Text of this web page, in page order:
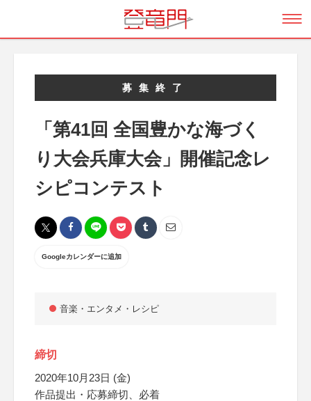
募集終了
「第41回 全国豊かな海づく
り大会兵庫大会」開催記念レ
シピコンテスト
Googleカレンダーに追加
音楽・エンタメ・レシピ
締切
2020年10月23日 (金)
作品提出・応募締切、必着